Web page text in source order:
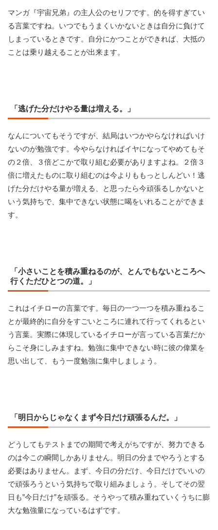
マンガ『宇宙兄弟』の主人公のセリフです。的を得すぎてい
る言葉ですね。いつでもうまくいかないときは自分に負けて
しまっているときです。自分にかつことができれば、大抵の
ことは乗り越えることが出来ます。
「逃げた分だけやる量は増える。」
なんについてもそうですが、結局はいつかやらなければいけ
ないのが勉強です。今やらなければイヤになってやめてもそ
の２倍、３倍どこかで取り組む必要がありますよね。２倍３
倍に増えたものに取り組むのは今よりももっとしんどい！逃
げた分だけやる量が増える、と思ったら今頑張るしかないと
いう気持ちで、集中できない状態に喝をいれることができま
す。
「小さいことを積み重ねるのが、とんでもないところへ
行くただひとつの道。」
これはイチローの言葉です。毎日の一つ一つを積み重ねるこ
とが最終的に自分をすごいところに連れて行ってくれるとい
う言葉。実際に体現しているイチローが言っている言葉だか
らこそ身にしみますね。勉強に集中できない時に彼の偉業を
思い出して、もう一度勉強に集中しましょう。
「明日からじゃなくまず今日だけ頑張るんだ。」
どうしてもテストまでの期間で考えがちですが、努力できる
のは今この瞬間しかありません。明日の分までやろうとする
必要はありません。まず、今日の分だけ、今日だけでいいの
で頑張ろうという気持ちで取り組みましょう。そしてその翌
日も”今日だけ”を頑張る。そうやって積み重ねていくうちに膨
大な勉強量になっているはずです。